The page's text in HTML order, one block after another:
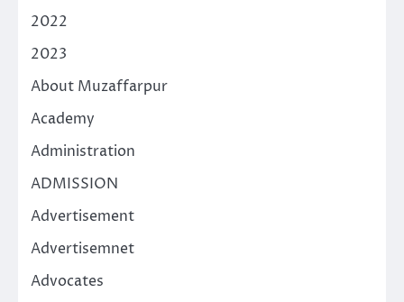
2022
2023
About Muzaffarpur
Academy
Administration
ADMISSION
Advertisement
Advertisemnet
Advocates